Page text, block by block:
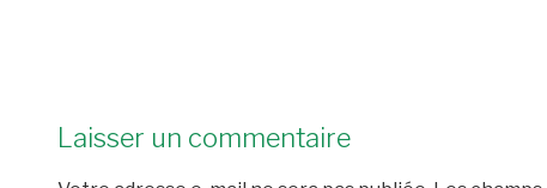
Laisser un commentaire